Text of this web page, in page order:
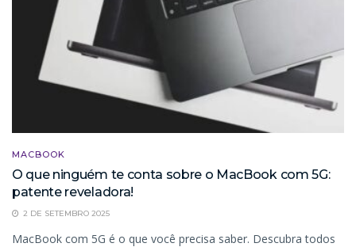
MACBOOK
O que ninguém te conta sobre o MacBook com 5G:
patente reveladora!
2 DE SETEMBRO 2025
MacBook com 5G é o que você precisa saber. Descubra todos